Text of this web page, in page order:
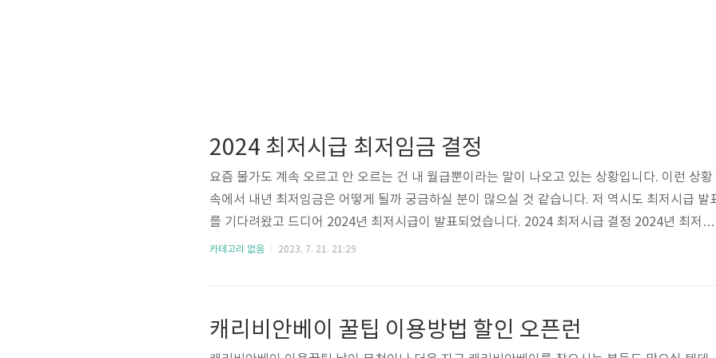
2024 최저시급 최저임금 결정
요즘 물가도 계속 오르고 안 오르는 건 내 월급뿐이라는 말이 나오고 있는 상황입니다. 이런 상황
속에서 내년 최저임금은 어떻게 될까 궁금하실 분이 많으실 것 같습니다. 저 역시도 최저시급 발
를 기다려왔고 드디어 2024년 최저시급이 발표되었습니다. 2024 최저시급 결정 2024년 최저시
급이 만원을 넘지 못한 2.5% 인상된 9860원으로 결정되었습니다. 2024년 1월 1일부터 해당 최
조건 청년도약계좌란? 많지 않는 ..
카테고리 없음 2023. 7. 21. 21:29
캐리비안베이 꿀팁 이용방법 할인 오픈런